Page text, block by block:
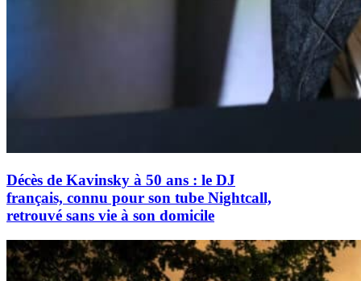
Décès de Kavinsky à 50 ans : le DJ
français, connu pour son tube Nightcall,
retrouvé sans vie à son domicile